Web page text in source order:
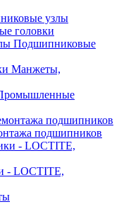
узлы
головки
Подшипниковые
Манжеты,
подшипников
- LOCTITE,